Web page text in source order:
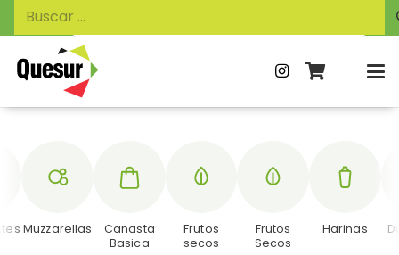
de
productos
Buscar:
Muzzarellas
Canasta
Basica
Frutos
secos
Frutos
Secos
Harinas